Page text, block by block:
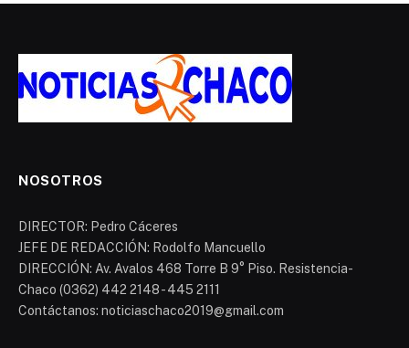
NOSOTROS
DIRECTOR: Pedro Cáceres
JEFE DE REDACCIÓN: Rodolfo Mancuello
DIRECCIÓN: Av. Avalos 468 Torre B 9° Piso. Resistencia-
Chaco (0362) 442 2148 - 445 2111
Contáctanos: noticiaschaco2019@gmail.com